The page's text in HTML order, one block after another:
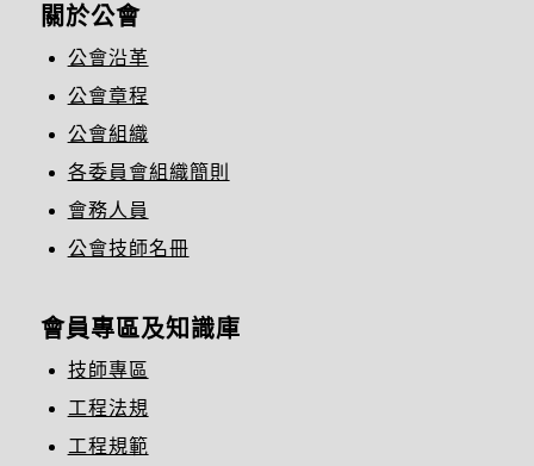
關於公會
公會沿革
公會章程
公會組織
各委員會組織簡則
會務人員
公會技師名冊
會員專區及知識庫
技師專區
工程法規
工程規範